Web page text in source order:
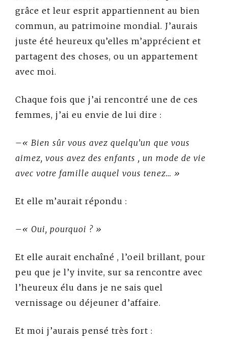
grâce et leur esprit appartiennent au bien
commun, au patrimoine mondial. J’aurais
juste été heureux qu’elles m’apprécient et
partagent des choses, ou un appartement
avec moi.
Chaque fois que j’ai rencontré une de ces
femmes, j’ai eu envie de lui dire :
–« Bien sûr vous avez quelqu’un que vous
aimez, vous avez des enfants , un mode de vie
avec votre famille auquel vous tenez… »
Et elle m’aurait répondu :
–« Oui, pourquoi ? »
Et elle aurait enchaîné , l’oeil brillant, pour
peu que je l’y invite, sur sa rencontre avec
l’heureux élu dans je ne sais quel
vernissage ou déjeuner d’affaire.
Et moi j’aurais pensé très fort :